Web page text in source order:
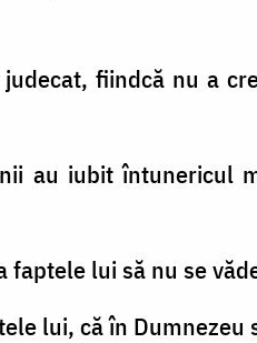
fiindcă nu a
au iubit întunericul
faptele lui să nu se
lui, că în Dumnezeu